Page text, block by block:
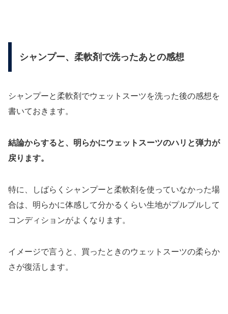
シャンプー、柔軟剤で洗ったあとの感想
シャンプーと柔軟剤でウェットスーツを洗った後の感想を
書いておきます。
結論からすると、明らかにウェットスーツのハリと弾力が
戻ります。
特に、しばらくシャンプーと柔軟剤を使っていなかった場
合は、明らかに体感して分かるくらい生地がプルプルして
コンディションがよくなります。
イメージで言うと、買ったときのウェットスーツの柔らか
さが復活します。